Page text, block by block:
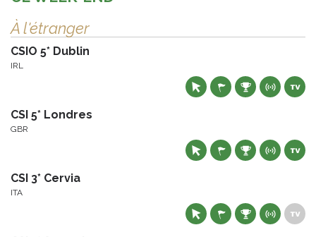
À l'étranger
CSIO 5* Dublin
IRL
CSI 5* Londres
GBR
CSI 3* Cervia
ITA